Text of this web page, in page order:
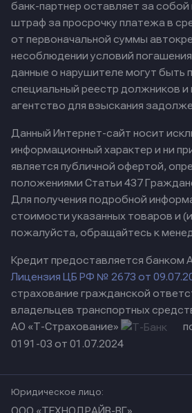
банк-партнер оставляет за собой
штраф за просрочку платежа в
от первоначальной суммы
несоблюдении условий
данные о нарушителе могут быть
специальный реестр должников и
агентство для взыскания
Данный Интернет-сайт носит
информационный характер и ни
является публичной офертой,
положениями Статьи 437
Для получения подробной
стоимости указанных товаров и
пожалуйста, обращайтесь к
Кредит предоставляется банком
Лицензия ЦБ РФ № 2673 от
страхование гражданской
владельцев транспортных
АО «Т-Страхование»
0191-03 от 01.07.2024
Юридическое лицо: